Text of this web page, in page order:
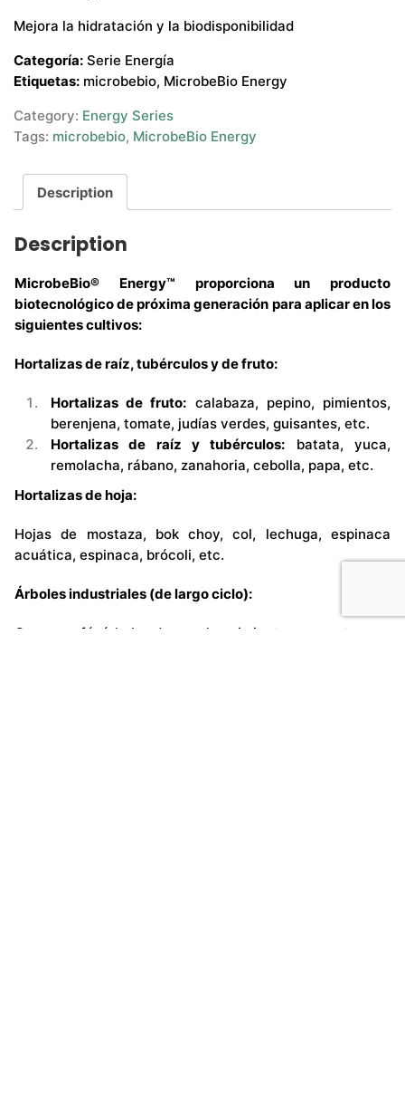
Mejora la hidratación y la biodisponibilidad
Categoría: Serie Energía
Etiquetas: microbebio, MicrobeBio Energy
Category: Energy Series
Tags: microbebio, MicrobeBio Energy
Description
Description
MicrobeBio® Energy™ proporciona un producto
biotecnológico de próxima generación para aplicar en los
siguientes cultivos:
Hortalizas de raíz, tubérculos y de fruto:
Hortalizas de fruto: calabaza, pepino, pimientos,
berenjena, tomate, judías verdes, guisantes, etc.
Hortalizas de raíz y tubérculos: batata, yuca,
remolacha, rábano, zanahoria, cebolla, papa, etc.
Hortalizas de hoja:
Hojas de mostaza, bok choy, col, lechuga, espinaca
acuática, espinaca, brócoli, etc.
Árboles industriales (de largo ciclo):
Cacao, café, árboles de caucho, pimienta negra, etc.